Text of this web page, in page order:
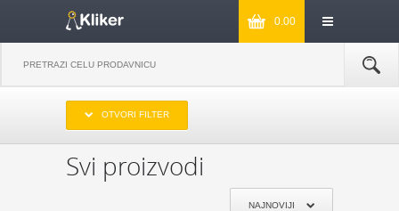
0.00
PREKO 3000
IZABERITE PROIZVOĐAČA
OTVORI FILTER
Svi proizvodi
NAJNOVIJI